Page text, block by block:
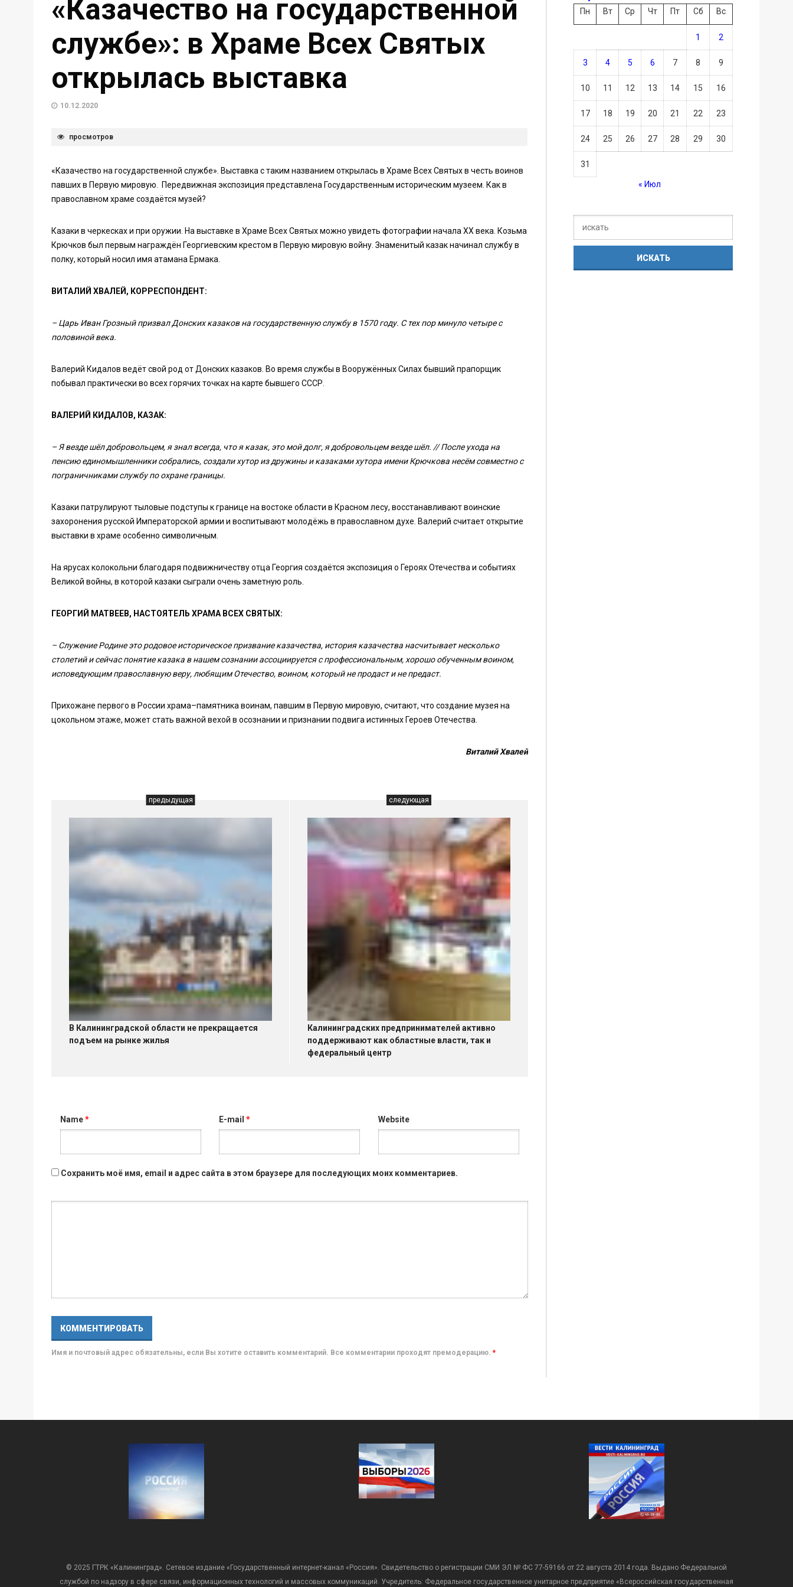
«Казачество на государственной
службе»: в Храме Всех Святых
открылась выставка
10.12.2020
просмотров
«Казачество на государственной службе». Выставка с таким названием открылась в Храме Всех Святых в честь воинов
павших в Первую мировую. Передвижная экспозиция представлена Государственным историческим музеем. Как в
православном храме создаётся музей?
Казаки в черкесках и при оружии. На выставке в Храме Всех Святых можно увидеть фотографии начала ХХ века. Козьма
Крючков был первым награждён Георгиевским крестом в Первую мировую войну. Знаменитый казак начинал службу в
полку, который носил имя атамана Ермака.
ВИТАЛИЙ ХВАЛЕЙ, КОРРЕСПОНДЕНТ:
– Царь Иван Грозный призвал Донских казаков на государственную службу в 1570 году. С тех пор минуло четыре с
половиной века.
Валерий Кидалов ведёт свой род от Донских казаков. Во время службы в Вооружённых Силах бывший прапорщик
побывал практически во всех горячих точках на карте бывшего СССР.
ВАЛЕРИЙ КИДАЛОВ, КАЗАК:
– Я везде шёл добровольцем, я знал всегда, что я казак, это мой долг, я добровольцем везде шёл. // После ухода на
пенсию единомышленники собрались, создали хутор из дружины и казаками хутора имени Крючкова несём совместно с
пограничниками службу по охране границы.
Казаки патрулируют тыловые подступы к границе на востоке области в Красном лесу, восстанавливают воинские
захоронения русской Императорской армии и воспитывают молодёжь в православном духе. Валерий считает открытие
выставки в храме особенно символичным.
На ярусах колокольни благодаря подвижничеству отца Георгия создаётся экспозиция о Героях Отечества и событиях
Великой войны, в которой казаки сыграли очень заметную роль.
ГЕОРГИЙ МАТВЕЕВ, НАСТОЯТЕЛЬ ХРАМА ВСЕХ СВЯТЫХ:
– Служение Родине это родовое историческое призвание казачества, история казачества насчитывает несколько
столетий и сейчас понятие казака в нашем сознании ассоциируется с профессиональным, хорошо обученным воином,
исповедующим православную веру, любящим Отечество, воином, который не продаст и не предаст.
Прихожане первого в России храма–памятника воинам, павшим в Первую мировую, считают, что создание музея на
цокольном этаже, может стать важной вехой в осознании и признании подвига истинных Героев Отечества.
Виталий Хвалей
предыдущая
В Калининградской области не прекращается
подъем на рынке жилья
следующая
Калининградских предпринимателей активно
поддерживают как областные власти, так и
федеральный центр
Name* E-mail* Website
Сохранить моё имя, email и адрес сайта в этом браузере для последующих моих комментариев.
Имя и почтовый адрес обязательны, если Вы хотите оставить комментарий. Все комментарии проходят премодерацию. *
Пн
Вт Ср Чт Пт Сб Вс
1 2
3 4 5 6 7 8 9
10 11 12 13 14 15 16
17 18 19 20 21 22 23
24 25 26 27 28 29 30
31
« Июл
© 2025 ГТРК «Калининград». Сетевое издание «Государственный интернет-канал «Россия». Свидетельство о регистрации СМИ ЭЛ № ФС 77-59166 от 22 августа 2014 года. Выдано Федеральной
службой по надзору в сфере связи, информационных технологий и массовых коммуникаций. Учредитель: Федеральное государственное унитарное предприятие «Всероссийская государственная